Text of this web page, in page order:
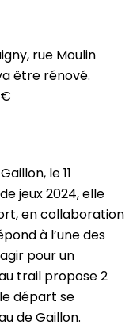
rue Moulin
être rénové.
le 11
jeux 2024, elle
en collaboration
à l’une des
pour un
trail propose 2
le départ se
de Gaillon.